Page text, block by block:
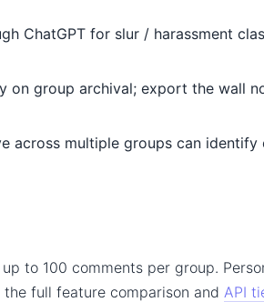
ChatGPT for slur / harassment
on group archival; export the wall
across multiple groups can identify
to 100 comments per group.
the full feature comparison and API